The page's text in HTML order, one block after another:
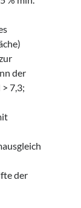
der
7,3;
der